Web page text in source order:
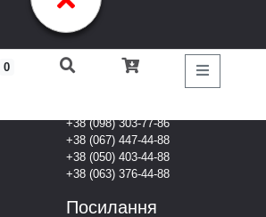
0
Дзвоніть за
+38 (098) 303-77-86
+38 (067) 447-44-88
+38 (050) 403-44-88
+38 (063) 376-44-88
Посилання